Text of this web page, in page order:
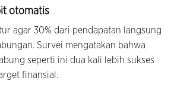
otomatis
agar 30% dari pendapatan langsung
Survei mengatakan bahwa
seperti ini dua kali lebih sukses
finansial.